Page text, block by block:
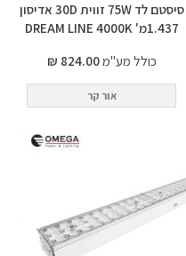
סיסטם לד 75W זווית 30D אדיסון
1.437מ' DREAM LINE 4000K
כולל מע"מ824.00 ₪
אור קר